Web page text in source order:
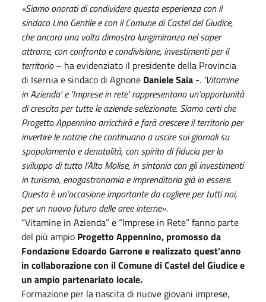
«Siamo onorati di condividere questa esperienza con il
sindaco Lino Gentile e con il Comune di Castel del Giudice,
che ancora una volta dimostra lungimiranza nel saper
attrarre, con confronto e condivisione, investimenti per il
territorio– ha evidenziato il presidente della Provincia
di Isernia e sindaco di Agnone Daniele Saia -. 'Vitamine
in Azienda' e 'Imprese in rete' rappresentano un’opportunità
di crescita per tutte le aziende selezionate. Siamo certi che
Progetto Appennino arricchirà e farà crescere il territorio per
invertire le notizie che continuano a uscire sui giornali su
spopolamento e denatalità, con spirito di fiducia per lo
sviluppo di tutto l’Alto Molise, in sintonia con gli investimenti
in turismo, enogastronomia e imprenditoria già in essere.
Questa è un’occasione importante da cogliere per tutti noi,
per un nuovo futuro delle aree interne».
“Vitamine in Azienda” e “Imprese in Rete” fanno parte
del più ampio Progetto Appennino, promosso da
Fondazione Edoardo Garrone e realizzato quest’anno
in collaborazione con il Comune di Castel del Giudice e
un ampio partenariato locale.
Formazione per la nascita di nuove giovani imprese,